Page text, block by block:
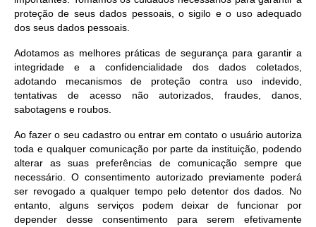
proteção de seus dados pessoais, o sigilo e o uso adequado
dos seus dados pessoais.
Adotamos as melhores práticas de segurança para garantir a
integridade e a confidencialidade dos dados coletados,
adotando mecanismos de proteção contra uso indevido,
tentativas de acesso não autorizados, fraudes, danos,
sabotagens e roubos.
Ao fazer o seu cadastro ou entrar em contato o usuário autoriza
toda e qualquer comunicação por parte da instituição, podendo
alterar as suas preferências de comunicação sempre que
necessário. O consentimento autorizado previamente poderá
ser revogado a qualquer tempo pelo detentor dos dados. No
entanto, alguns serviços podem deixar de funcionar por
depender desse consentimento para serem efetivamente